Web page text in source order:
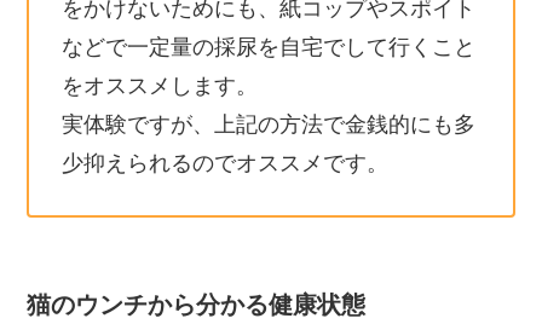
をかけないためにも、紙コップやスポイト
などで一定量の採尿を自宅でして行くこと
をオススメします。
実体験ですが、上記の方法で金銭的にも多
少抑えられるのでオススメです。
猫のウンチから分かる健康状態